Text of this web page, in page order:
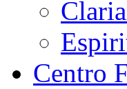
Centro